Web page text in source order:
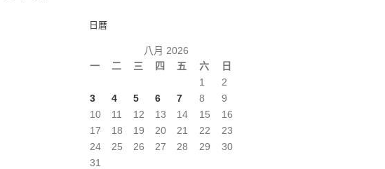
日曆
八月 2026
一
二 三 四 五 六 日
1
2
3
4 5 6 7 8
9
10
11 12 13 14 15
16
17
18 19 20 21 22
23
24
25 26 27 28 29
30
31